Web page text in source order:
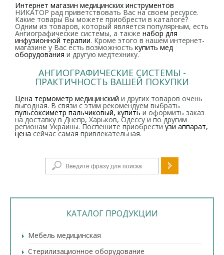
Интернет магазин медицинских инструментов
НИКАТОР рад приветствовать Вас на своем ресурсе.
Какие товары Вы можете приобрести в каталоге?
Одним из товаров, который является популярным, есть
Ангиографические системы, а также набор для
инфузионной терапии. Кроме этого в нашем интернет-
магазине у Вас есть возможность купить мед
оборудования и другую медтехнику.
АНГИОГРАФИЧЕСКИЕ СИСТЕМЫ -
ПРАКТИЧНОСТЬ ВАШЕЙ ПОКУПКИ
Цена термометр медицинский и других товаров очень
выгодная. В связи с этим рекомендуем выбрать
пульсоксиметр пальчиковый, купить и оформить заказ
на доставку в Днепр, Харьков, Одессу и по другим
регионам Украины. Поспешите приобрестиузи аппарат,
цена сейчас самая привлекательная.
Форма поиска
КАТАЛОГ ПРОДУКЦИИ
Мебель медицинская
Стерилизационное оборудование